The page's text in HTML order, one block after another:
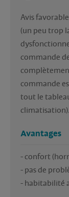
Avis
(un peu trop
commande
commande
tout le
climatisation).
Avantages
- confort
- pas de
- habitabilité